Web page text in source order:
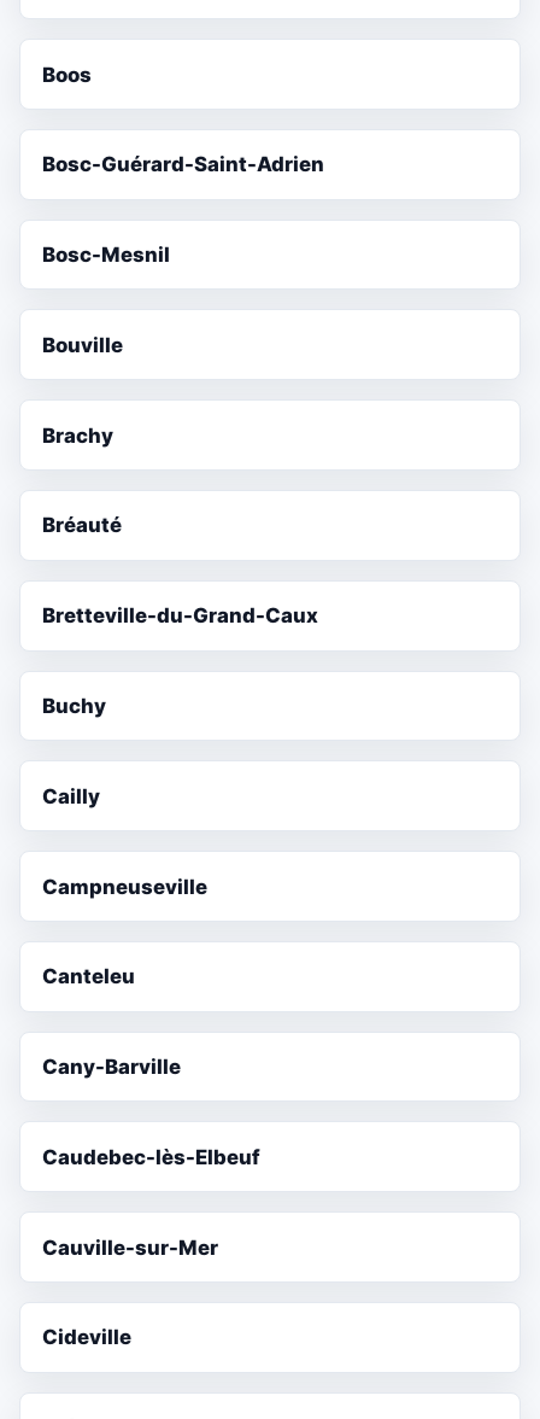
Boos
Bosc-Guérard-Saint-Adrien
Bosc-Mesnil
Bouville
Brachy
Bréauté
Bretteville-du-Grand-Caux
Buchy
Cailly
Campneuseville
Canteleu
Cany-Barville
Caudebec-lès-Elbeuf
Cauville-sur-Mer
Cideville